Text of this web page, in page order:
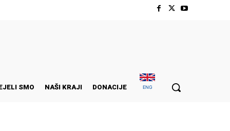
SMO NAŠI KRAJI DONACIJE ENG